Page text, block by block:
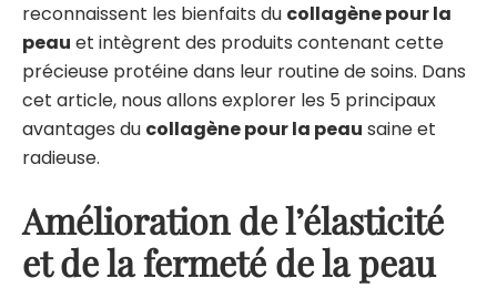
reconnaissent les bienfaits du collagène pour la
peau et intègrent des produits contenant cette
précieuse protéine dans leur routine de soins. Dans
cet article, nous allons explorer les 5 principaux
avantages du collagène pour la peau saine et
radieuse.
Amélioration de l’élasticité
et de la fermeté de la peau